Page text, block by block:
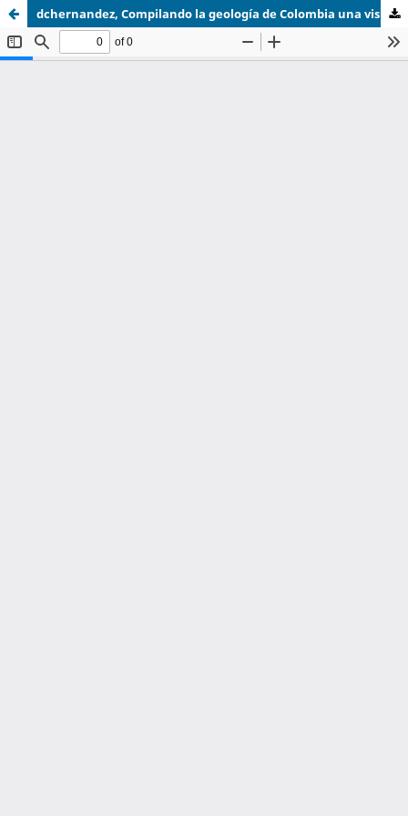
dchernandez, Compilando la geología de Colombia una visión a 2015_completo.pdf